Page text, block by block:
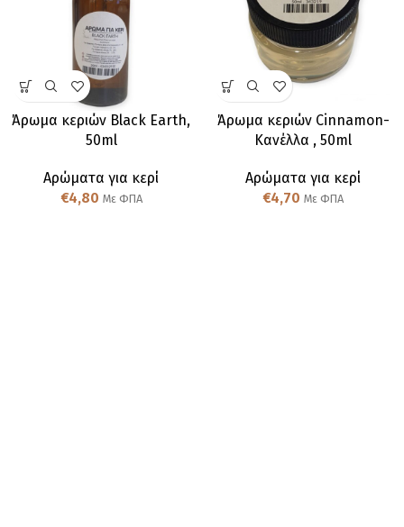
Άρωμα κεριών Black Earth,
50ml
Αρώματα για κερί
€4,80 Με ΦΠΑ
Άρωμα κεριών Cinnamon-
Κανέλλα , 50ml
Αρώματα για κερί
€4,70 Με ΦΠΑ